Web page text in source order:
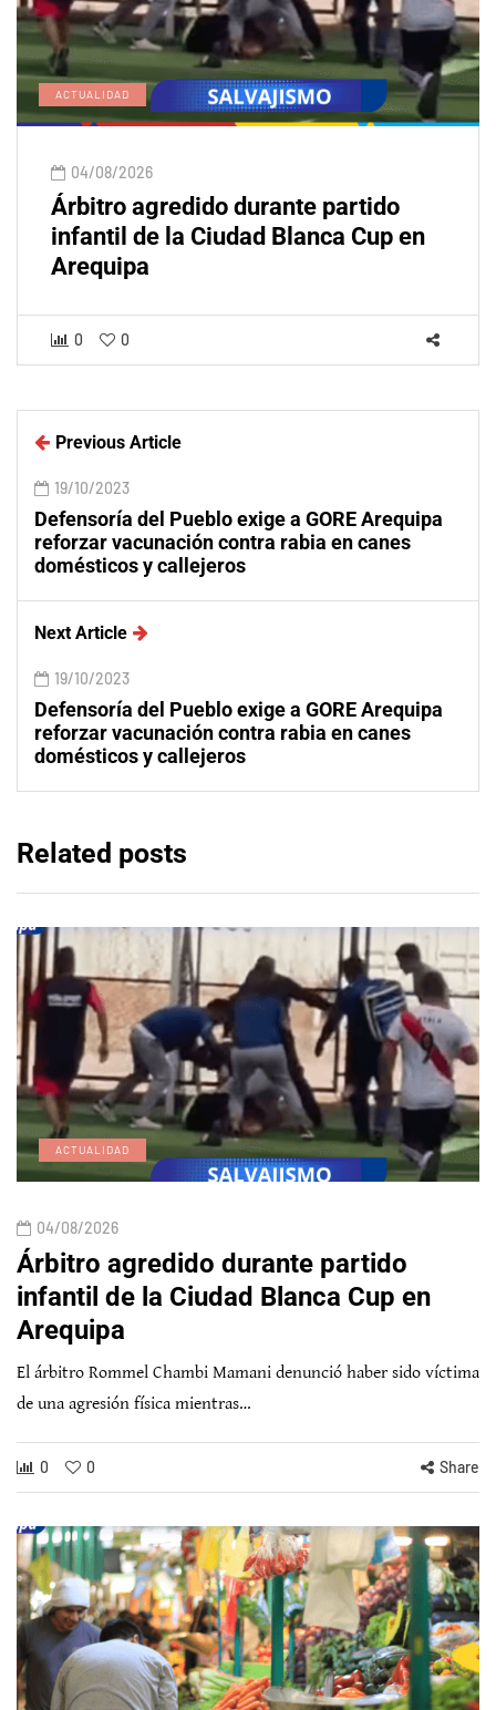
ACTUALIDAD
04/08/2026
Árbitro agredido durante partido
infantil de la Ciudad Blanca Cup en
Arequipa
0 0
Previous Article
19/10/2023
Defensoría del Pueblo exige a GORE Arequipa
reforzar vacunación contra rabia en canes
domésticos y callejeros
Next Article
19/10/2023
Defensoría del Pueblo exige a GORE Arequipa
reforzar vacunación contra rabia en canes
domésticos y callejeros
Related posts
ACTUALIDAD
04/08/2026
Árbitro agredido durante partido
infantil de la Ciudad Blanca Cup en
Arequipa
El árbitro Rommel Chambi Mamani denunció haber sido víctima
de una agresión física mientras…
0 0 Share